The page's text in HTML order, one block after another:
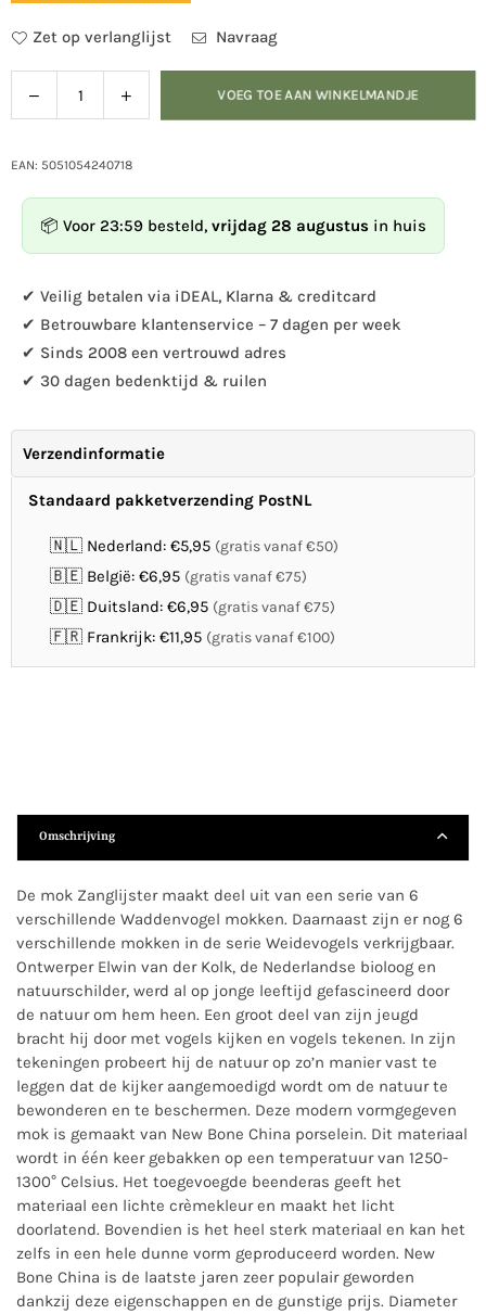
Zet op verlanglijst Navraag
Hoeveelheid
Verlaag
de
voor
Zanglijster
Verhoog
de
voor
VOEG TOE AAN WINKELMANDJE
EAN: 5051054240718
📦 Voor 23:59 besteld, vrijdag 28 augustus in huis
✔ Veilig betalen via iDEAL, Klarna & creditcard
✔ Betrouwbare klantenservice – 7 dagen per week
✔ Sinds 2008 een vertrouwd adres
✔ 30 dagen bedenktijd & ruilen
Verzendinformatie
Standaard pakketverzending PostNL
🇳🇱 Nederland: €5,95 (gratis vanaf €50)
🇧🇪 België: €6,95 (gratis vanaf €75)
🇩🇪 Duitsland: €6,95 (gratis vanaf €75)
🇫🇷 Frankrijk: €11,95 (gratis vanaf €100)
Omschrijving
De mok Zanglijster maakt deel uit van een serie van 6
verschillende Waddenvogel mokken. Daarnaast zijn er nog 6
verschillende mokken in de serie Weidevogels verkrijgbaar.
Ontwerper Elwin van der Kolk, de Nederlandse bioloog en
natuurschilder, werd al op jonge leeftijd gefascineerd door
de natuur om hem heen. Een groot deel van zijn jeugd
bracht hij door met vogels kijken en vogels tekenen. In zijn
tekeningen probeert hij de natuur op zo’n manier vast te
leggen dat de kijker aangemoedigd wordt om de natuur te
bewonderen en te beschermen. Deze modern vormgegeven
mok is gemaakt van New Bone China porselein. Dit materiaal
wordt in één keer gebakken op een temperatuur van 1250-
1300° Celsius. Het toegevoegde beenderas geeft het
materiaal een lichte crèmekleur en maakt het licht
doorlatend. Bovendien is het heel sterk materiaal en kan het
zelfs in een hele dunne vorm geproduceerd worden. New
Bone China is de laatste jaren zeer populair geworden
dankzij deze eigenschappen en de gunstige prijs. Diameter